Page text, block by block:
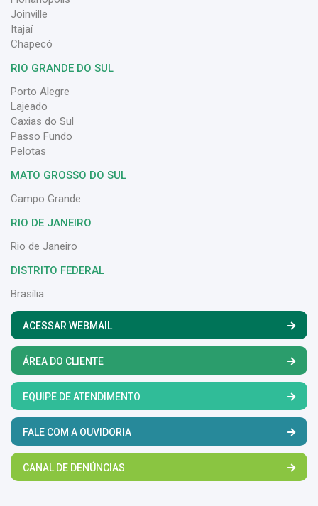
Joinville
Itajaí
Chapecó
RIO GRANDE DO SUL
Porto Alegre
Lajeado
Caxias do Sul
Passo Fundo
Pelotas
MATO GROSSO DO SUL
Campo Grande
RIO DE JANEIRO
Rio de Janeiro
DISTRITO FEDERAL
Brasília
ACESSAR WEBMAIL
ÁREA DO CLIENTE
EQUIPE DE ATENDIMENTO
FALE COM A OUVIDORIA
CANAL DE DENÚNCIAS